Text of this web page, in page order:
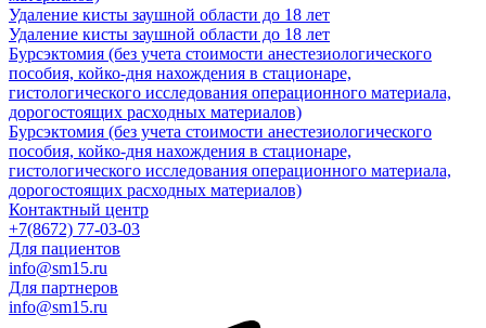
Удаление кисты заушной области до 18 лет
Удаление кисты заушной области до 18 лет
Бурсэктомия (без учета стоимости анестезиологического
пособия, койко-дня нахождения в стационаре,
гистологического исследования операционного материала,
дорогостоящих расходных материалов)
Бурсэктомия (без учета стоимости анестезиологического
пособия, койко-дня нахождения в стационаре,
гистологического исследования операционного материала,
дорогостоящих расходных материалов)
Контактный центр
+7(8672) 77-03-03
Для пациентов
info@sm15.ru
Для партнеров
info@sm15.ru